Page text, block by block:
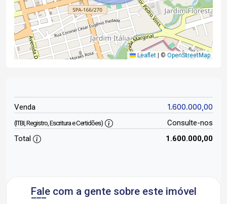
Leaflet © OpenStreetMap
Venda 1.600.000,00
(ITBI, Registro, Escritura e Certidões)
Consulte-nos
Total
1.600.000,00
Fale com a gente sobre este imóvel